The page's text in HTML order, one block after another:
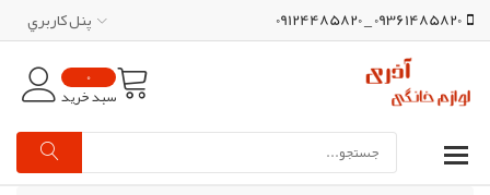
09361485820 _ 09124485820 پنل کاربري
0
سبد خرید